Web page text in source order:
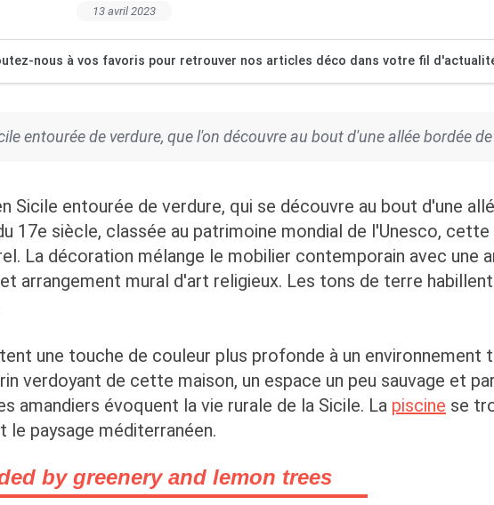
13 avril 2023
nous à vos favoris pour retrouver nos articles déco dans votre fil
entourée de verdure, que l'on découvre au bout d'une allée bordée
entourée de verdure, qui se découvre au bout d'une
siècle, classée au patrimoine mondial de l'Unesco, cette
La décoration mélange le mobilier contemporain avec une
arrangement mural d'art religieux. Les tons de terre
une touche de couleur plus profonde à un environnement
verdoyant de cette maison, un espace un peu sauvage et
amandiers évoquent la vie rurale de la Sicile. La piscine se
paysage méditerranéen.
by greenery and lemon trees